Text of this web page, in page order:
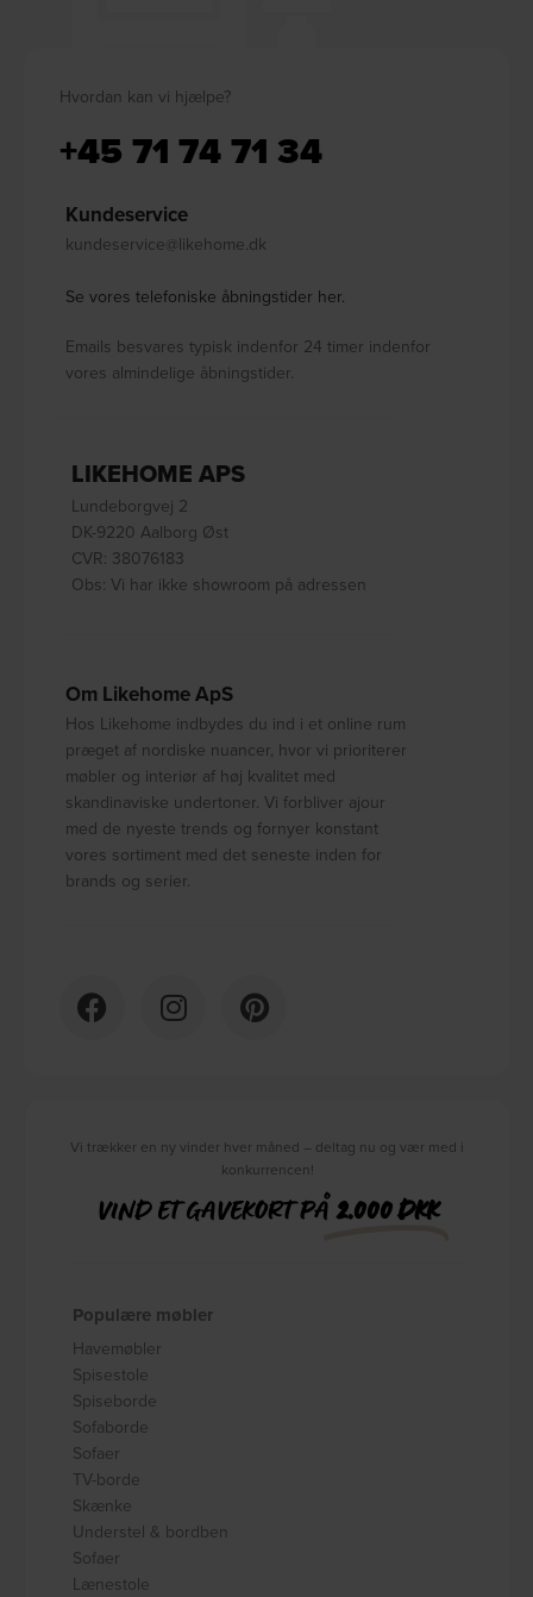
Hvordan kan vi hjælpe?
+45 71 74 71 34
Kundeservice
kundeservice@likehome.dk
Se vores telefoniske åbningstider her.
Emails besvares typisk indenfor 24 timer indenfor
vores almindelige åbningstider.
LIKEHOME APS
Lundeborgvej 2
DK-9220 Aalborg Øst
CVR: 38076183
Obs: Vi har ikke showroom på adressen
Om Likehome ApS
Hos Likehome indbydes du ind i et online rum
præget af nordiske nuancer, hvor vi prioriterer
møbler og interiør af høj kvalitet med
skandinaviske undertoner. Vi forbliver ajour
med de nyeste trends og fornyer konstant
vores sortiment med det seneste inden for
brands og serier.
Vi trækker en ny vinder hver måned – deltag nu og vær med i
konkurrencen!
VIND ET GAVEKORT PÅ2.000 DKK
Populære møbler
Havemøbler
Spisestole
Spiseborde
Sofaborde
Sofaer
TV-borde
Skænke
Understel & bordben
Sofaer
Lænestole